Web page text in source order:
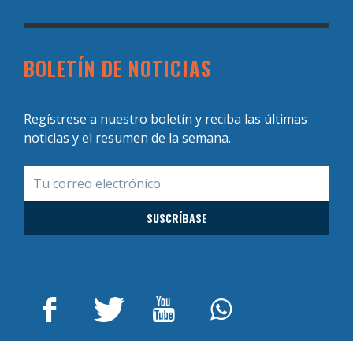
BOLETÍN DE NOTICIAS
Regístrese a nuestro boletín y reciba las últimas
noticias y el resumen de la semana.